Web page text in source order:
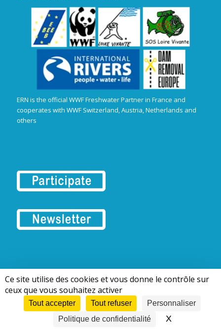
Ce site utilise des cookies et vous donne le contrôle sur
ceux que vous souhaitez activer
Tout accepter Tout refuser
Personnaliser
Politique de confidentialité
XMasquer le
ERN is the official WWF Freshwater Partner in France and
cooperates with WWF Switzerland, Austria, Netherlands and
others